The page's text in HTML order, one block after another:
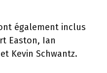
également inclus
Easton, Ian
Kevin Schwantz.